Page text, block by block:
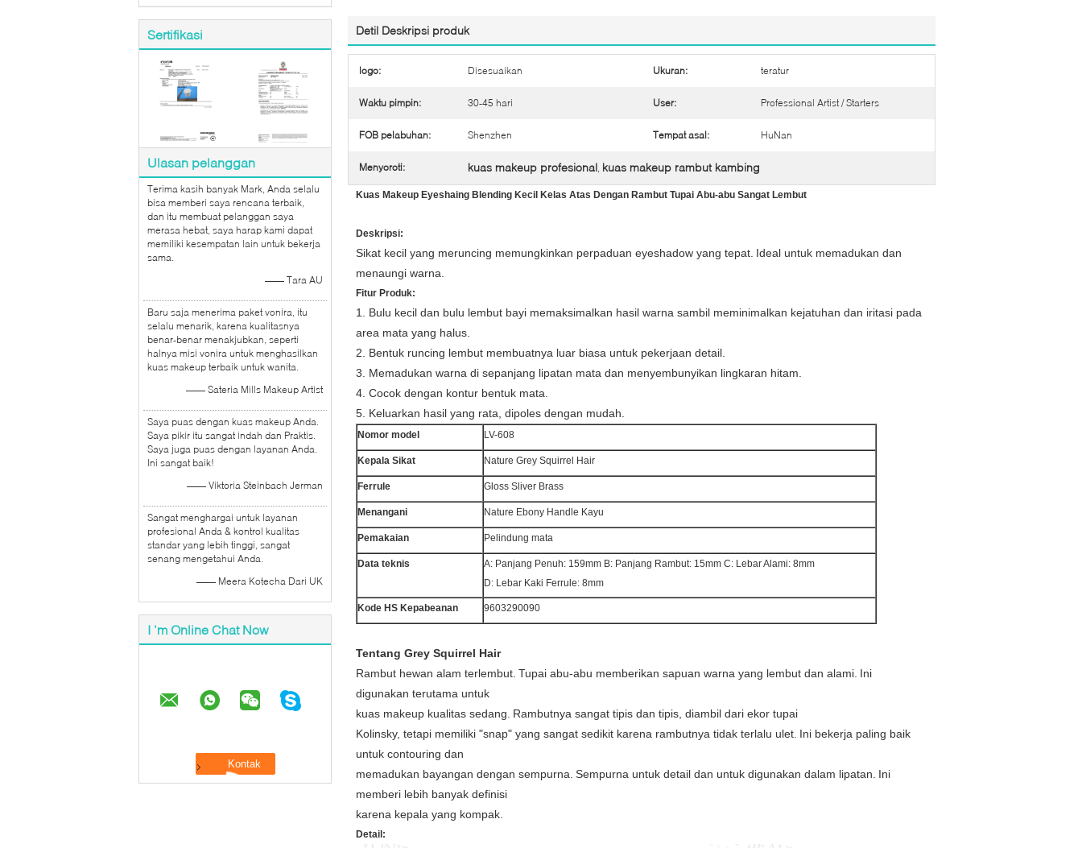
Sertifikasi
Ulasan pelanggan
Terima kasih banyak Mark, Anda selalu
bisa memberi saya rencana terbaik,
dan itu membuat pelanggan saya
merasa hebat, saya harap kami dapat
memiliki kesempatan lain untuk bekerja
sama.
—— Tara AU
Baru saja menerima paket vonira, itu
selalu menarik, karena kualitasnya
benar-benar menakjubkan, seperti
halnya misi vonira untuk menghasilkan
kuas makeup terbaik untuk wanita.
—— Sateria Mills Makeup Artist
Saya puas dengan kuas makeup Anda.
Saya pikir itu sangat indah dan Praktis.
Saya juga puas dengan layanan Anda.
Ini sangat baik!
—— Viktoria Steinbach Jerman
Sangat menghargai untuk layanan
profesional Anda & kontrol kualitas
standar yang lebih tinggi, sangat
senang mengetahui Anda.
—— Meera Kotecha Dari UK
I 'm Online Chat Now
Detil Deskripsi produk
logo: Disesuaikan Ukuran: teratur
Waktu pimpin: 30-45 hari User: Professional Artist / Starters
FOB pelabuhan: Shenzhen Tempat asal: HuNan
Menyoroti: kuas makeup profesional, kuas makeup rambut kambing
Kuas Makeup Eyeshaing Blending Kecil Kelas Atas Dengan Rambut Tupai Abu-abu Sangat Lembut
Deskripsi:
Sikat kecil yang meruncing memungkinkan perpaduan eyeshadow yang tepat. Ideal untuk memadukan dan
menaungi warna.
Fitur Produk:
1. Bulu kecil dan bulu lembut bayi memaksimalkan hasil warna sambil meminimalkan kejatuhan dan iritasi pada
area mata yang halus.
2. Bentuk runcing lembut membuatnya luar biasa untuk pekerjaan detail.
3. Memadukan warna di sepanjang lipatan mata dan menyembunyikan lingkaran hitam.
4. Cocok dengan kontur bentuk mata.
5. Keluarkan hasil yang rata, dipoles dengan mudah.
Nomor model LV-608
Kepala Sikat Nature Grey Squirrel Hair
Ferrule Gloss Sliver Brass
Menangani Nature Ebony Handle Kayu
Pemakaian Pelindung mata
Data teknis
A: Panjang Penuh: 159mm B: Panjang Rambut: 15mm C: Lebar Alami: 8mm
D: Lebar Kaki Ferrule: 8mm
Kode HS Kepabeanan 9603290090
Tentang Grey Squirrel Hair
Rambut hewan alam terlembut. Tupai abu-abu memberikan sapuan warna yang lembut dan alami. Ini
digunakan terutama untuk
kuas makeup kualitas sedang. Rambutnya sangat tipis dan tipis, diambil dari ekor tupai
Kolinsky, tetapi memiliki "snap" yang sangat sedikit karena rambutnya tidak terlalu ulet. Ini bekerja paling baik
untuk contouring dan
memadukan bayangan dengan sempurna. Sempurna untuk detail dan untuk digunakan dalam lipatan. Ini
memberi lebih banyak definisi
karena kepala yang kompak.
Detail: